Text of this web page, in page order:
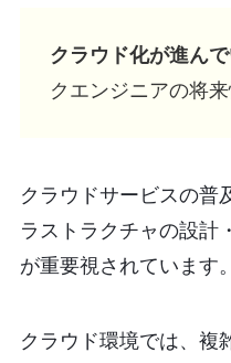
クラウド化が進ん
クエンジニアの将
クラウドサービスの普
ラストラクチャの設計
が重要視されています。
クラウド環境では、複